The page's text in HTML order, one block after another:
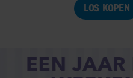
LOS KOPEN